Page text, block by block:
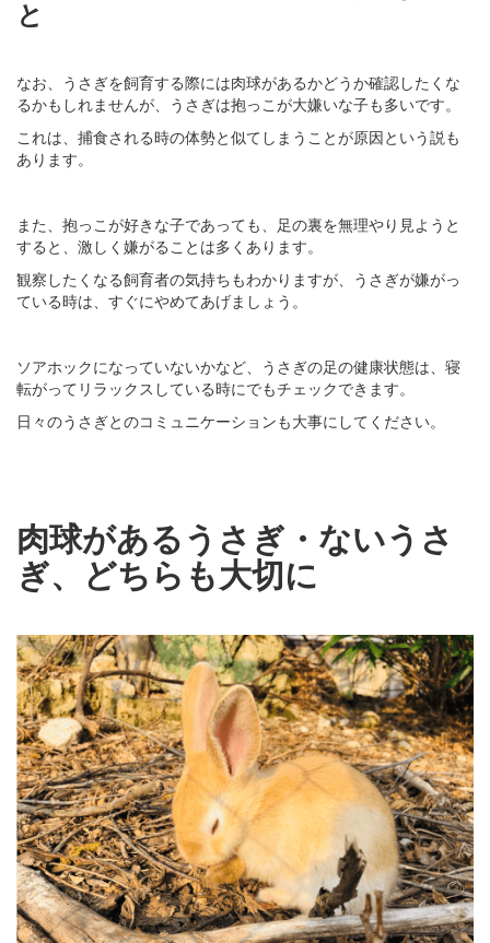
と
なお、うさぎを飼育する際には肉球があるかどうか確認したくな
るかもしれませんが、うさぎは抱っこが大嫌いな子も多いです。
これは、捕食される時の体勢と似てしまうことが原因という説も
あります。
また、抱っこが好きな子であっても、足の裏を無理やり見ようと
すると、激しく嫌がることは多くあります。
観察したくなる飼育者の気持ちもわかりますが、うさぎが嫌がっ
ている時は、すぐにやめてあげましょう。
ソアホックになっていないかなど、うさぎの足の健康状態は、寝
転がってリラックスしている時にでもチェックできます。
日々のうさぎとのコミュニケーションも大事にしてください。
肉球があるうさぎ・ないうさ
ぎ、どちらも大切に